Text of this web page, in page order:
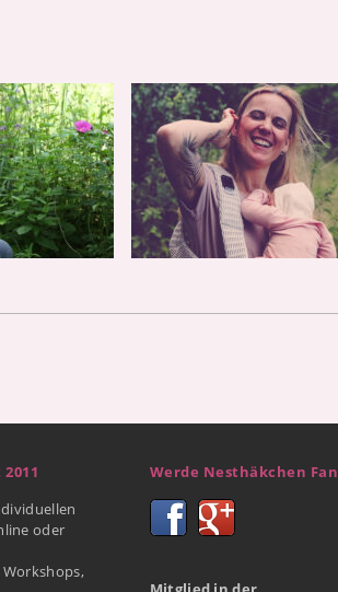
oder
Werde Nesthäkchen Fan